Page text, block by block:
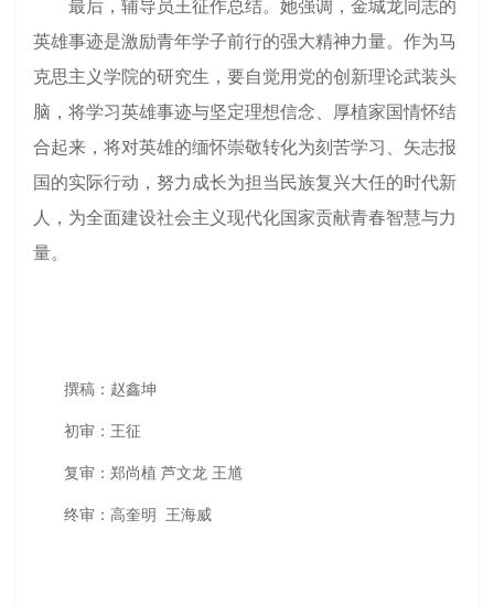
最后， 辅导员王征作总结。她强调 ，金城龙同志的
英雄事迹是激励青年学子前行的强大精神力量。作为马
克思主义学院的研究生，要自觉用党的创新理论武装头
脑，将学习英雄事迹与坚定理想信念、厚植家国情怀结
合起来，将对英雄的缅怀崇敬转化为刻苦学习、矢志报
国的实际行动，努力成长为担当民族复兴大任的时代新
人，为全面建设社会主义现代化国家贡献青春智慧与力
量。
撰稿：赵鑫坤
初审：王征
复审： 郑尚植 芦文龙 王馗
终审： 高奎明 王海威